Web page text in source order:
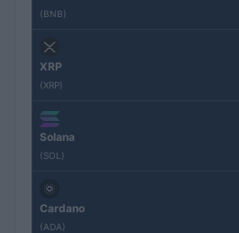
(BNB)
XRP
(XRP)
Solana
(SOL)
Cardano
(ADA)